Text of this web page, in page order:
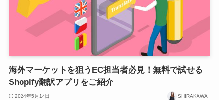
海外マーケットを狙うEC担当者必見！無料で試せる
Shopify翻訳アプリをご紹介
2024年5月14日 SHIRAKAWA